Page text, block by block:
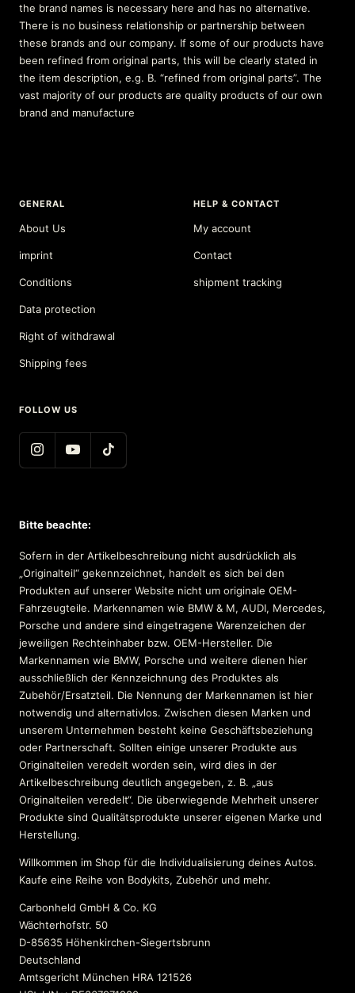
the brand names is necessary here and has no alternative.
There is no business relationship or partnership between
these brands and our company. If some of our products have
been refined from original parts, this will be clearly stated in
the item description, e.g. B. “refined from original parts”. The
vast majority of our products are quality products of our own
brand and manufacture
GENERAL
About Us
imprint
Conditions
Data protection
Right of withdrawal
Shipping fees
HELP & CONTACT
My account
Contact
shipment tracking
FOLLOW US
Bitte beachte:
Sofern in der Artikelbeschreibung nicht ausdrücklich als
„Originalteil“ gekennzeichnet, handelt es sich bei den
Produkten auf unserer Website nicht um originale OEM-
Fahrzeugteile. Markennamen wie BMW & M, AUDI, Mercedes,
Porsche und andere sind eingetragene Warenzeichen der
jeweiligen Rechteinhaber bzw. OEM-Hersteller. Die
Markennamen wie BMW, Porsche und weitere dienen hier
ausschließlich der Kennzeichnung des Produktes als
Zubehör/Ersatzteil. Die Nennung der Markennamen ist hier
notwendig und alternativlos. Zwischen diesen Marken und
unserem Unternehmen besteht keine Geschäftsbeziehung
oder Partnerschaft. Sollten einige unserer Produkte aus
Originalteilen veredelt worden sein, wird dies in der
Artikelbeschreibung deutlich angegeben, z. B. „aus
Originalteilen veredelt“. Die überwiegende Mehrheit unserer
Produkte sind Qualitätsprodukte unserer eigenen Marke und
Herstellung.
Willkommen im Shop für die Individualisierung deines Autos.
Kaufe eine Reihe von Bodykits, Zubehör und mehr.
Carbonheld GmbH & Co. KG
Wächterhofstr. 50
D-85635 Höhenkirchen-Siegertsbrunn
Deutschland
Amtsgericht München HRA 121526